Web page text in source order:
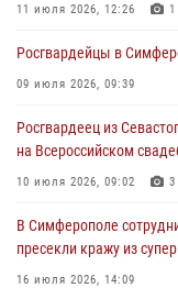
24 июля 2026, 12:21
Поздравление
Республике Крым и
23 июля 2026, 03:38
11 июля 2026, 12:26 1
Росгвардейцы в
09 июля 2026, 09:39
Росгвардеец из
на Всероссийском
10 июля 2026, 09:02 3
В Симферополе
пресекли кражу из
16 июля 2026, 14:09